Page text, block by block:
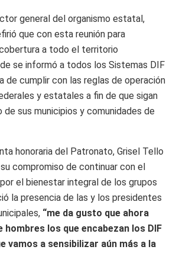
general del organismo estatal,
que con esta reunión para
a todo el territorio
se informó a todos los Sistemas DIF
de cumplir con las reglas de operación
y estatales a fin de que sigan
de sus municipios y comunidades de
honoraria del Patronato, Grisel Tello
compromiso de continuar con el
el bienestar integral de los grupos
la presencia de las y los presidentes
“me da gusto que ahora
hombres los que encabezan los DIF
vamos a sensibilizar aún más a la